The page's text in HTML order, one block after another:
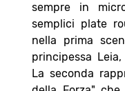
sempre in
semplici plate
nella prima
principessa
La seconda